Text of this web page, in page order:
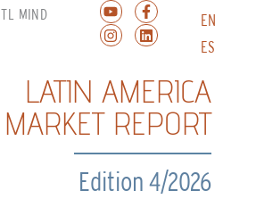
TL MIND
EN
ES
LATIN AMERICA
MARKET REPORT
Edition 4/2026